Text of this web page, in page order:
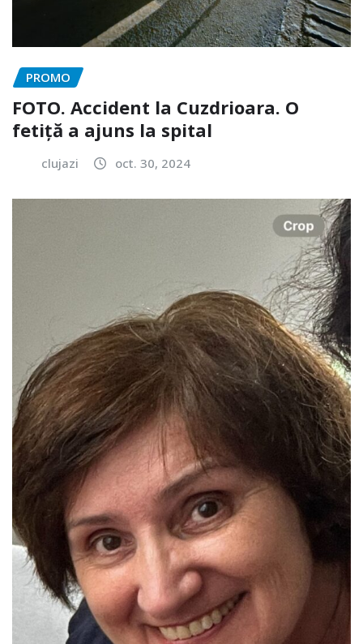
PROMO
FOTO. Accident la Cuzdrioara. O
fetiță a ajuns la spital
clujazi oct. 30, 2024